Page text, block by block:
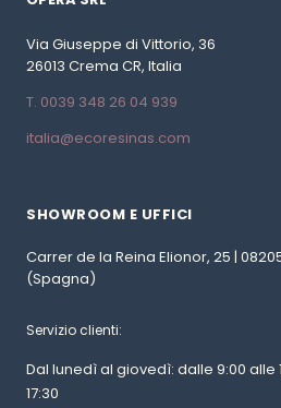
Via Giuseppe di Vittorio, 36
26013 Crema CR, Italia
T. 0039 348 26 04 939
italia@ecoresinas.com
SHOWROOM E UFFICI
Carrer de la Reina Elionor, 25 |
(Spagna)
Servizio clienti:
Dal lunedì al giovedì: dalle 9:00 alle
17:30